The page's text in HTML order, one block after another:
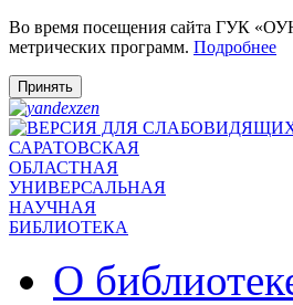
Во время посещения сайта ГУК
метрических программ. Подробнее
Принять
САРАТОВСКАЯ
ОБЛАСТНАЯ
УНИВЕРСАЛЬНАЯ
НАУЧНАЯ
БИБЛИОТЕКА
О